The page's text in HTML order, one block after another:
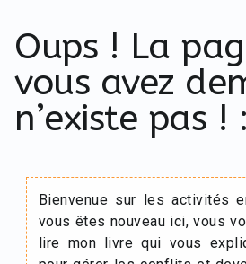
Oups ! La
vous avez
n’existe pas !
Bienvenue sur les activités
vous êtes nouveau ici, vous
lire mon livre qui vous